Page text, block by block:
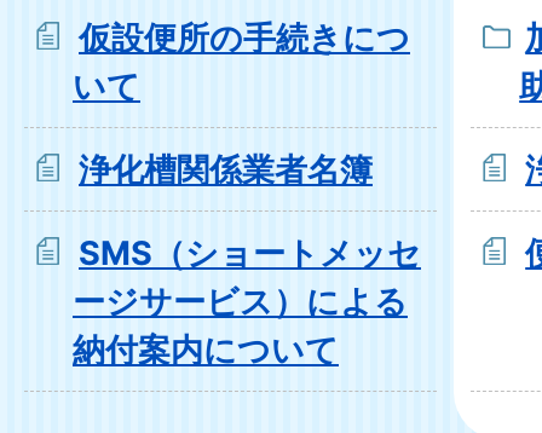
仮設便所の手続きにつ
いて
浄化槽関係業者名簿
SMS（ショートメッセ
ージサービス）による
納付案内について